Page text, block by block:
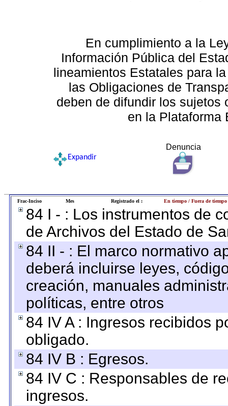
En cumplimiento a la
Información Pública del
lineamientos Estatales para
las Obligaciones de
deben de difundir los sujetos
en la Plataforma
Denuncia
Expandir
Frac-Inciso Mes Registrado el : En tiempo / Fuera de tiempo
84 I - : Los instrumentos de
de Archivos del Estado de
84 II - : El marco normativo
deberá incluirse leyes,
creación, manuales
políticas, entre otros
84 IV A : Ingresos recibidos
obligado.
84 IV B : Egresos.
84 IV C : Responsables de
ingresos.